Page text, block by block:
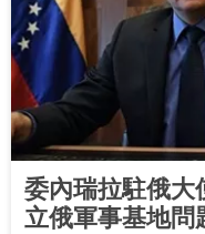
委內瑞拉駐俄大
立俄軍事基地問